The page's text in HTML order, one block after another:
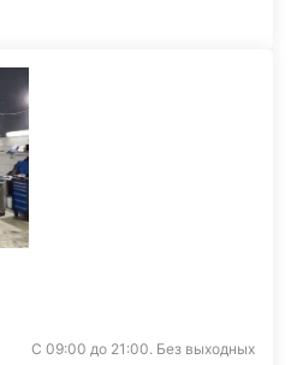
С 09:00 до 21:00. Без выходных